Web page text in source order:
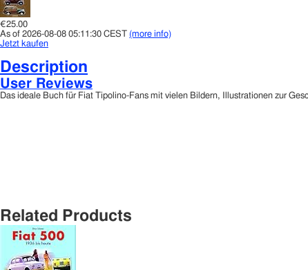
€25.00
As of 2026-08-08 05:11:30 CEST (more info)
Jetzt kaufen
Description
User Reviews
Das ideale Buch für Fiat Tipolino-Fans mit vielen Bildern, Illustrationen zur
Related Products